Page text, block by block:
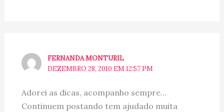
FERNANDA MONTURIL
DEZEMBRO 28, 2010 EM 12:57 PM
Adorei as dicas, acompanho sempre…
Continuem postando tem ajudado muita